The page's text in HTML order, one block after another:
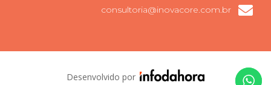

consultoria@inovacore.com.br
Desenvolvido por